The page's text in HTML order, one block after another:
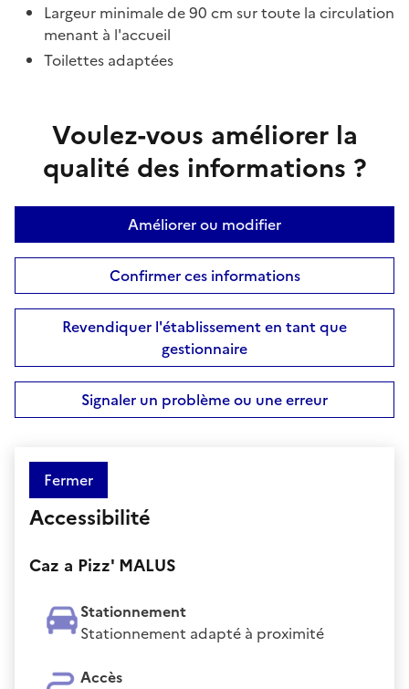
Largeur minimale de 90 cm sur toute la circulation
menant à l'accueil
Toilettes adaptées
Voulez-vous améliorer la
qualité des informations ?
Améliorer ou modifier
Confirmer ces informations
Revendiquer l'établissement en tant que
gestionnaire
Signaler un problème ou une erreur
Fermer
Accessibilité
Caz a Pizz' MALUS
Stationnement
Stationnement adapté à proximité
Accès